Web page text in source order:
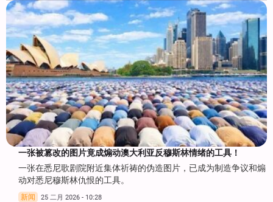
一张被篡改的图片竟成煽动澳大利亚反穆斯林情绪的工具！
一张在悉尼歌剧院附近集体祈祷的伪造图片，已成为制造争议和煽
动对悉尼穆斯林仇恨的工具。
新闻 25 二月 2026 - 10:28